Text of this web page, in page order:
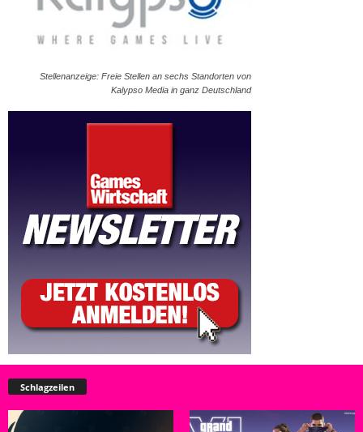
Stellenanzeige: Freie Stellen an sechs Standorten von
Kalypso Media in ganz Deutschland
Schlagzeilen